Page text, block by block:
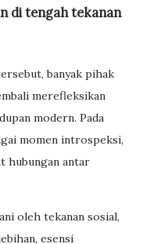
di tengah tekanan
banyak pihak
merefleksikan
modern. Pada
momen introspeksi,
hubungan antar
oleh tekanan sosial,
esensi